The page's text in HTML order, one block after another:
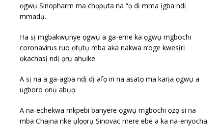
ọgwụ Sinopharm ma chọpụta na “ọ dị mma ịgba ndị
mmadụ.
Ha sị mgbakwụnye ọgwụ a ga-eme ka ọgwụ mgbochi
coronavirus ruo ọtụtụ mba aka nakwa n’oge kwesịrị
ọkachasị ndị ọrụ ahụike.
A sị na a ga-agba ndị dị afọ iri na asatọ ma karịa ọgwụ a
ugboro ọnụ abụọ.
A na-echekwa mkpebi banyere ọgwụ mgbochi ọzọ si na
mba Chaịna nke ụlọọrụ Sinovac mere ebe a ka na-enyocha